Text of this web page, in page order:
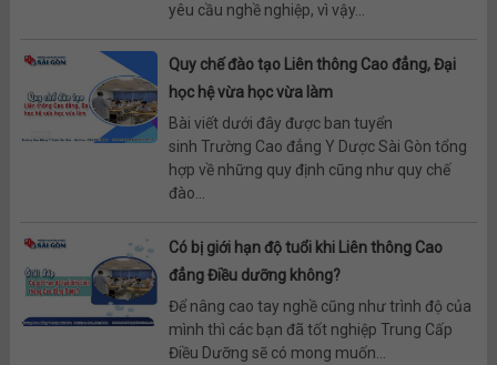
yêu cầu nghề nghiệp, vì vậy...
Quy chế đào tạo Liên thông Cao đẳng, Đại
học hệ vừa học vừa làm
Bài viết dưới đây được ban tuyển
sinh Trường Cao đẳng Y Dược Sài Gòn tổng
hợp về những quy định cũng như quy chế
đào...
Có bị giới hạn độ tuổi khi Liên thông Cao
đẳng Điều dưỡng không?
Để nâng cao tay nghề cũng như trình độ của
mình thì các bạn đã tốt nghiệp Trung Cấp
Điều Dưỡng sẽ có mong muốn...